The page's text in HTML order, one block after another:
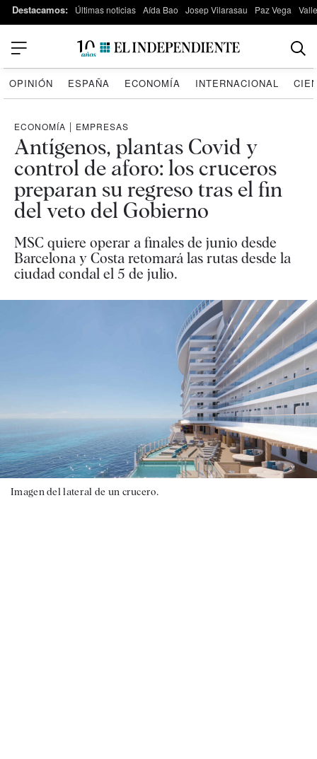
Destacamos: Últimas noticias Aída Bao Josep Vilarasau Paz Vega
OPINIÓN ESPAÑA ECONOMÍA INTERNACIONAL
ECONOMÍA | EMPRESAS
Antígenos, plantas Covid y
control de aforo: los cruceros
preparan su regreso tras el fin
del veto del Gobierno
MSC quiere operar a finales de junio desde
Barcelona y Costa retomará las rutas desde la
ciudad condal el 5 de julio.
Imagen del lateral de un crucero.